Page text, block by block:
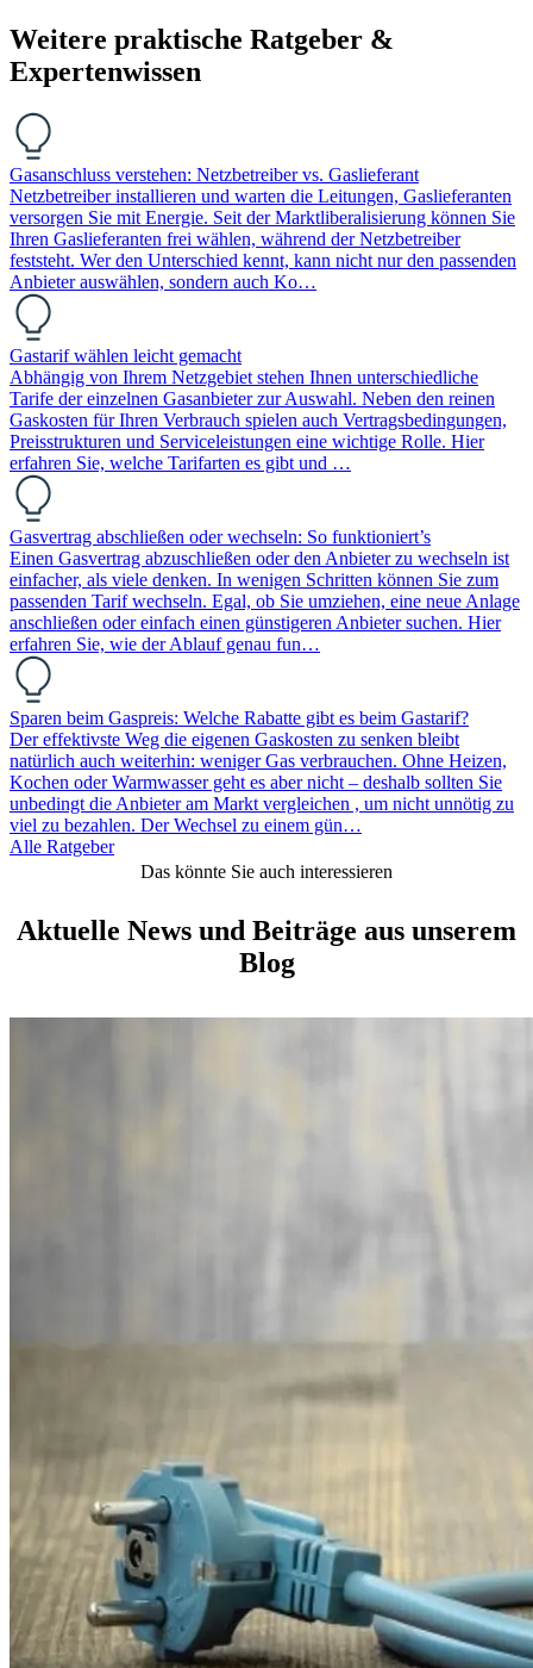
Weitere praktische Ratgeber &
Expertenwissen
Gasanschluss verstehen: Netzbetreiber vs. Gaslieferant
Netzbetreiber installieren und warten die Leitungen, Gaslieferanten
versorgen Sie mit Energie. Seit der Marktliberalisierung können Sie
Ihren Gaslieferanten frei wählen, während der Netzbetreiber
feststeht. Wer den Unterschied kennt, kann nicht nur den passenden
Anbieter auswählen, sondern auch Ko…
Gastarif wählen leicht gemacht
Abhängig von Ihrem Netzgebiet stehen Ihnen unterschiedliche
Tarife der einzelnen Gasanbieter zur Auswahl. Neben den reinen
Gaskosten für Ihren Verbrauch spielen auch Vertragsbedingungen,
Preisstrukturen und Serviceleistungen eine wichtige Rolle. Hier
erfahren Sie, welche Tarifarten es gibt und …
Gasvertrag abschließen oder wechseln: So funktioniert’s
Einen Gasvertrag abzuschließen oder den Anbieter zu wechseln ist
einfacher, als viele denken. In wenigen Schritten können Sie zum
passenden Tarif wechseln. Egal, ob Sie umziehen, eine neue Anlage
anschließen oder einfach einen günstigeren Anbieter suchen. Hier
erfahren Sie, wie der Ablauf genau fun…
Sparen beim Gaspreis: Welche Rabatte gibt es beim Gastarif?
Der effektivste Weg die eigenen Gaskosten zu senken bleibt
natürlich auch weiterhin: weniger Gas verbrauchen. Ohne Heizen,
Kochen oder Warmwasser geht es aber nicht – deshalb sollten Sie
unbedingt die Anbieter am Markt vergleichen , um nicht unnötig zu
viel zu bezahlen. Der Wechsel zu einem gün…
Alle Ratgeber
Das könnte Sie auch interessieren
Aktuelle News und Beiträge aus unserem
Blog